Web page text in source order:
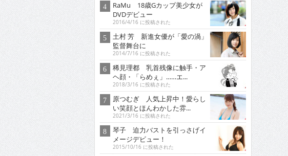
RaMu 18歳Gカップ美少女が
DVDデビュー
2016/4/16 に投稿された
土村 芳 新進女優が「愛の渦」
監督舞台に
2014/7/16 に投稿された
稀見理都 乳首残像に触手・ア
ヘ顔・「らめぇ」……エ...
2018/3/16 に投稿された
原つむぎ 人気上昇中！愛らし
い笑顔とほんわかした雰...
2021/3/16 に投稿された
琴子 迫力バストを引っさげイ
メージデビュー！
2015/10/16 に投稿された